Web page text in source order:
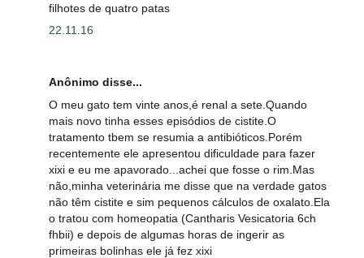
filhotes de quatro patas
22.11.16
Anônimo disse...
O meu gato tem vinte anos,é renal a sete.Quando
mais novo tinha esses episódios de cistite.O
tratamento tbem se resumia a antibióticos.Porém
recentemente ele apresentou dificuldade para fazer
xixi e eu me apavorado...achei que fosse o rim.Mas
não,minha veterinária me disse que na verdade gatos
não têm cistite e sim pequenos cálculos de oxalato.Ela
o tratou com homeopatia (Cantharis Vesicatoria 6ch
fhbii) e depois de algumas horas de ingerir as
primeiras bolinhas ele já fez xixi